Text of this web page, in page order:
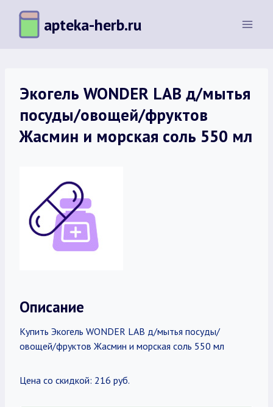
Перейти
содержимому
apteka-herb.ru
Экогель WONDER LAB д/мытья
посуды/овощей/фруктов
Жасмин и морская соль 550 мл
Описание
Купить Экогель WONDER LAB д/мытья посуды/
овощей/фруктов Жасмин и морская соль 550 мл
Цена со скидкой: 216 руб.